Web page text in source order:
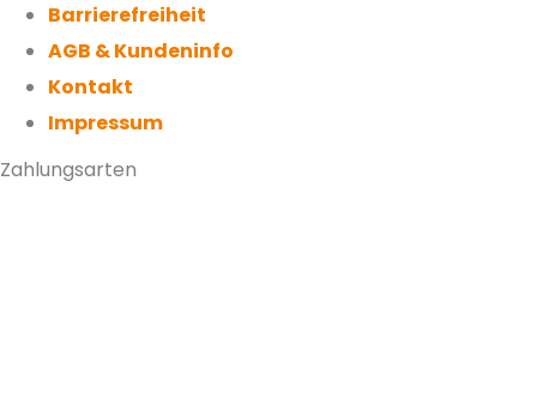
Barrierefreiheit
AGB & Kundeninfo
Kontakt
Impressum
Zahlungsarten